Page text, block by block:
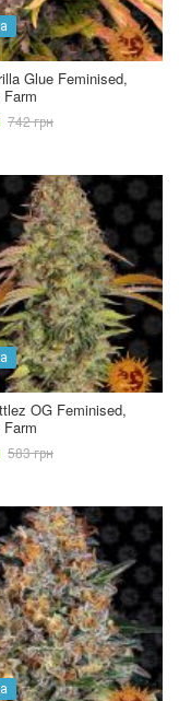
Glue Feminised,
742 грн
OG Feminised,
583 грн